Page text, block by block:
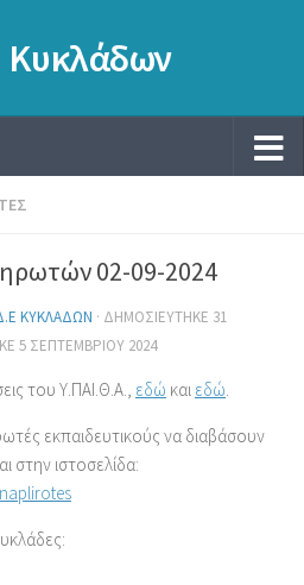
02-09-2024
ΚΥΚΛΆΔΩΝ · ΔΗΜΟΣΙΕΎΤΗΚΕ 31
5 ΣΕΠΤΕΜΒΡΊΟΥ 2024
του Υ.ΠΑΙ.Θ.Α., εδώ και εδώ.
εκπαιδευτικούς να διαβάσουν
στην ιστοσελίδα: